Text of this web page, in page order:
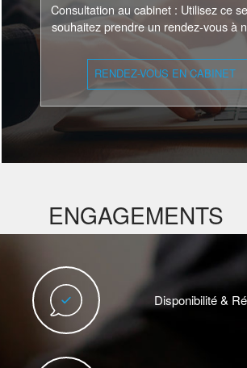
Consultation au cabinet : Utilisez ce
souhaitez prendre un rendez-vous à
RENDEZ-VOUS EN CABINET
ENGAGEMENTS
Disponibilité &